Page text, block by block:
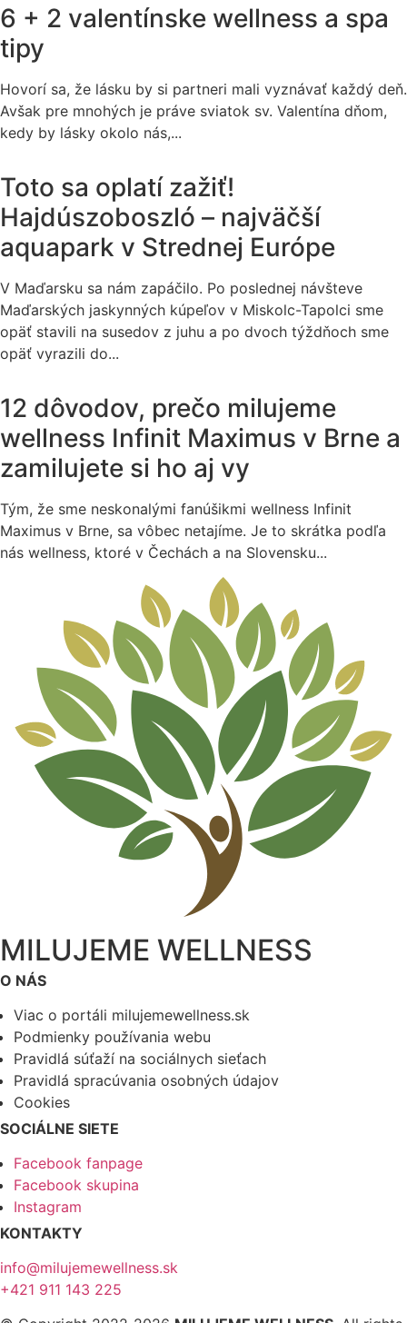
6 + 2 valentínske wellness a spa
tipy
Hovorí sa, že lásku by si partneri mali vyznávať každý deň.
Avšak pre mnohých je práve sviatok sv. Valentína dňom,
kedy by lásky okolo nás,...
Toto sa oplatí zažiť!
Hajdúszoboszló – najväčší
aquapark v Strednej Európe
V Maďarsku sa nám zapáčilo. Po poslednej návšteve
Maďarských jaskynných kúpeľov v Miskolc-Tapolci sme
opäť stavili na susedov z juhu a po dvoch týždňoch sme
opäť vyrazili do...
12 dôvodov, prečo milujeme
wellness Infinit Maximus v Brne a
zamilujete si ho aj vy
Tým, že sme neskonalými fanúšikmi wellness Infinit
Maximus v Brne, sa vôbec netajíme. Je to skrátka podľa
nás wellness, ktoré v Čechách a na Slovensku...
MILUJEME WELLNESS
O NÁS
Viac o portáli milujemewellness.sk
Podmienky používania webu
Pravidlá súťaží na sociálnych sieťach
Pravidlá spracúvania osobných údajov
Cookies
SOCIÁLNE SIETE
Facebook fanpage
Facebook skupina
Instagram
KONTAKTY
info@milujemewellness.sk
+421 911 143 225